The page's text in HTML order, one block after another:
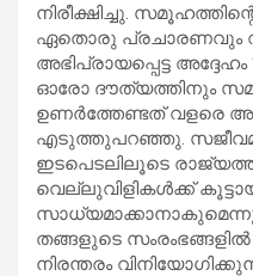
നിരീക്ഷിച്ചു.
ഏതൊരു പ്രചാരണവും
അഭിപ്രായപ്പെട്ട
ഓരോ ദൗത്യത്തിനും
ഉണർത്തേണ്ടത് വളരെ
എടുത്തുപറഞ്ഞു.
ഇടപെടലിലൂടെ
വെല്ലുവിളികൾക്ക്
സാധ്യമാക്കാനാകുമെന്നു
തങ്ങളുടെ
നിരന്തരം